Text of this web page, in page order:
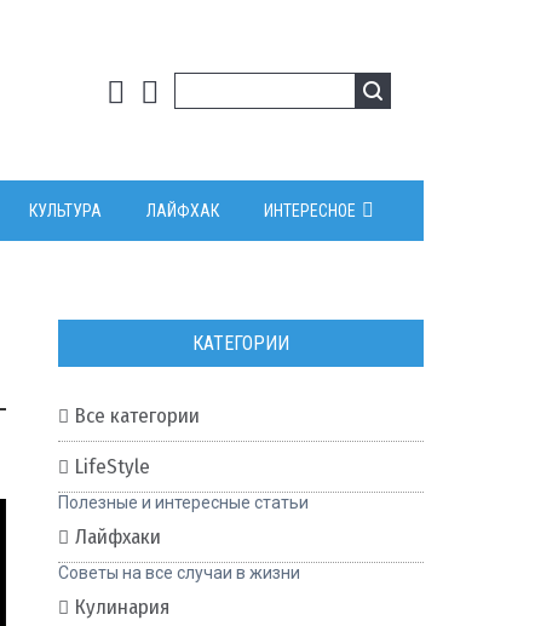
КУЛЬТУРА ЛАЙФХАК ИНТЕРЕСНОЕ
КАТЕГОРИИ
Все категории
LifeStyle
Полезные и интересные статьи
Лайфхаки
Советы на все случаи в жизни
Кулинария